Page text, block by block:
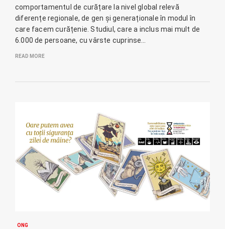
comportamentul de curățare la nivel global relevă
diferențe regionale, de gen și generaționale în modul în
care facem curățenie. Studiul, care a inclus mai mult de
6.000 de persoane, cu vârste cuprinse…
READ MORE
ONG